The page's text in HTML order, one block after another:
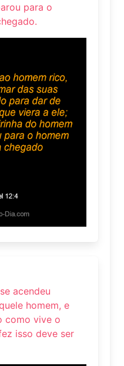
para o
acendeu
homem, e
como vive o
isso deve ser